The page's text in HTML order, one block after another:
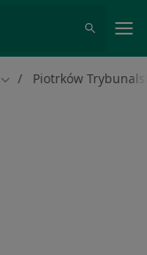
Zmień miasto
Piotrków